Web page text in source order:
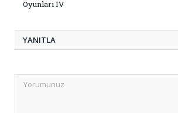
Oyunları IV
YANITLA